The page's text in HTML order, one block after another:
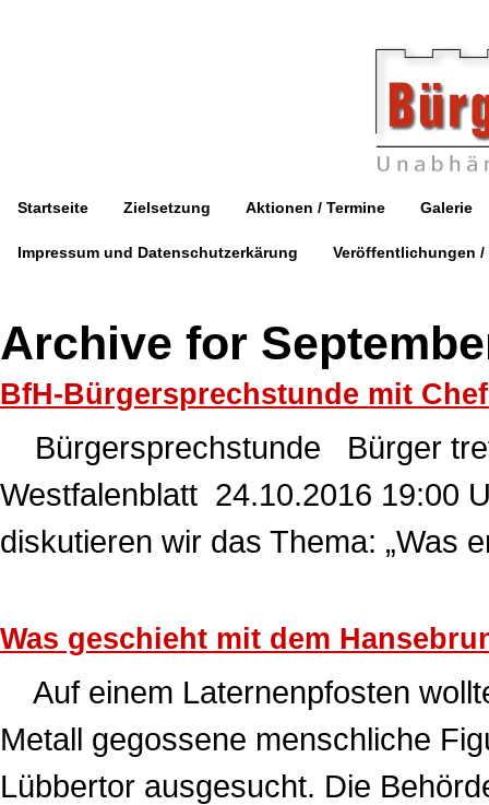
Startseite Zielsetzung Aktionen / Termine Galerie
Impressum und Datenschutzerkärung Veröffentlichungen /
Archive for
BfH-Bürgersprechstunde mit
Bürgersprechstunde Bürger
Westfalenblatt 24.10.2016 19:00
diskutieren wir das Thema:
Was geschieht mit dem
Auf einem Laternenpfosten
Metall gegossene menschliche
Lübbertor ausgesucht. Die